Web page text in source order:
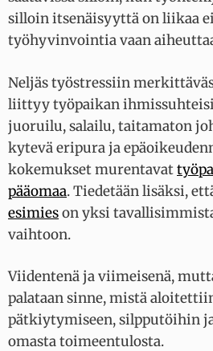
silloin itsenäisyyttä on liikaa
työhyvinvointia vaan
Neljäs työstressiin
liittyy työpaikan
juoruilu, salailu, taitamaton
kytevä eripura ja
kokemukset murentavat
pääomaa. Tiedetään lisäksi,
esimieson yksi
vaihtoon.
Viidentenä ja viimeisenä,
palataan sinne, mistä
pätkiytymiseen, silpputöihin
omasta toimeentulosta.